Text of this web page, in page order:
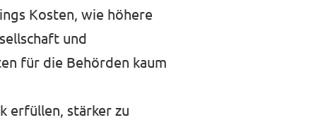
Kosten, wie höhere
und
für die Behörden kaum
erfüllen, stärker zu